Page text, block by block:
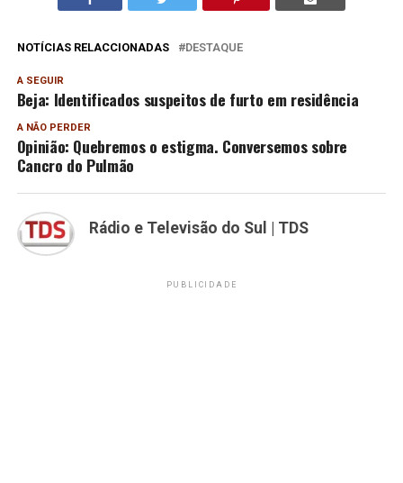
NOTÍCIAS RELACCIONADAS DESTAQUE
A SEGUIR
Beja: Identificados suspeitos de furto em residência
A NÃO PERDER
Opinião: Quebremos o estigma. Conversemos sobre
Cancro do Pulmão
Rádio e Televisão do Sul | TDS
PUBLICIDADE